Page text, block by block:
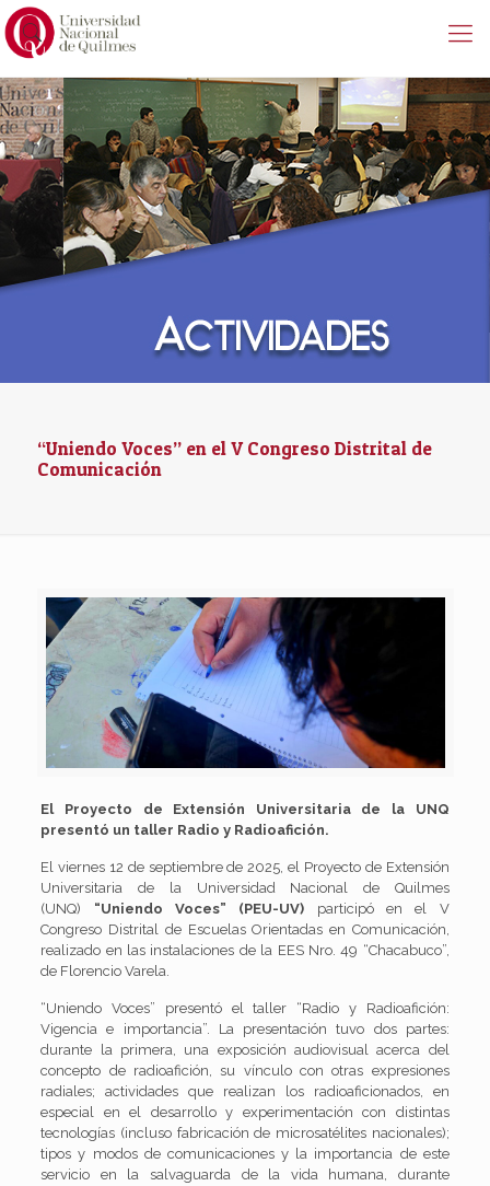
“Uniendo Voces” en el V Congreso Distrital de
Comunicación
El Proyecto de Extensión Universitaria de la UNQ
presentó un taller Radio y Radioafición.
El viernes 12 de septiembre de 2025, el Proyecto de Extensión
Universitaria de la Universidad Nacional de Quilmes
(UNQ) “Uniendo Voces” (PEU-UV) participó en el V
Congreso Distrital de Escuelas Orientadas en Comunicación,
realizado en las instalaciones de la EES Nro. 49 “Chacabuco”,
de Florencio Varela.
“Uniendo Voces” presentó el taller “Radio y Radioafición:
Vigencia e importancia”. La presentación tuvo dos partes:
durante la primera, una exposición audiovisual acerca del
concepto de radioafición, su vínculo con otras expresiones
radiales; actividades que realizan los radioaficionados, en
especial en el desarrollo y experimentación con distintas
tecnologías (incluso fabricación de microsatélites nacionales);
tipos y modos de comunicaciones y la importancia de este
servicio en la salvaguarda de la vida humana, durante